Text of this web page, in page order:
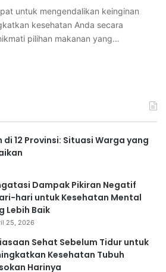
untuk mengendalikan keinginan
kesehatan Anda secara
pilihan makanan yang…
12 Provinsi: Situasi Warga yang
Dampak Pikiran Negatif
hari untuk Kesehatan Mental
Lebih Baik
25, 2026
Sehat Sebelum Tidur untuk
Kesehatan Tubuh
Harinya